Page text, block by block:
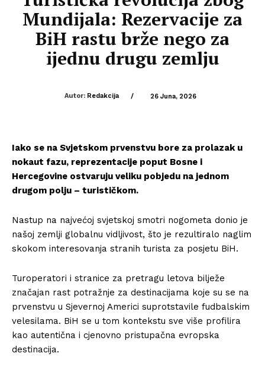
Mundijala: Rezervacije za
BiH rastu brže nego za
ijednu drugu zemlju
Autor: Redakcija / 26 Juna, 2026
Iako se na Svjetskom prvenstvu bore za prolazak u
nokaut fazu, reprezentacije poput Bosne i
Hercegovine ostvaruju veliku pobjedu na jednom
drugom polju – turističkom.
Nastup na najvećoj svjetskoj smotri nogometa donio je
našoj zemlji globalnu vidljivost, što je rezultiralo naglim
skokom interesovanja stranih turista za posjetu BiH.
Turoperatori i stranice za pretragu letova bilježe
značajan rast potražnje za destinacijama koje su se na
prvenstvu u Sjevernoj Americi suprotstavile fudbalskim
velesilama. BiH se u tom kontekstu sve više profilira
kao autentična i cjenovno pristupačna evropska
destinacija.